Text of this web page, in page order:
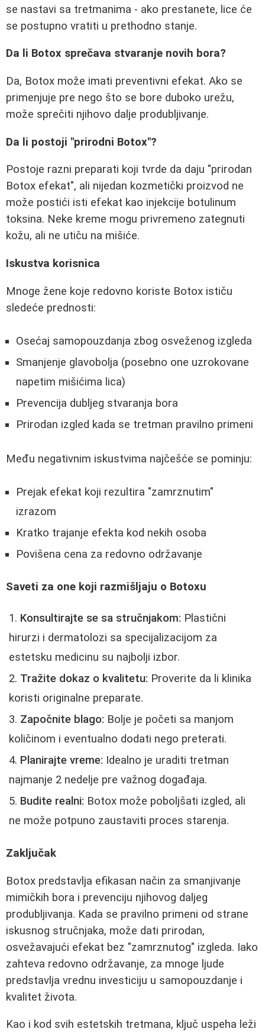
se nastavi sa tretmanima - ako prestanete, lice će
se postupno vratiti u prethodno stanje.
Da li Botox sprečava stvaranje novih bora?
Da, Botox može imati preventivni efekat. Ako se
primenjuje pre nego što se bore duboko urežu,
može sprečiti njihovo dalje produbljivanje.
Da li postoji "prirodni Botox"?
Postoje razni preparati koji tvrde da daju "prirodan
Botox efekat", ali nijedan kozmetički proizvod ne
može postići isti efekat kao injekcije botulinum
toksina. Neke kreme mogu privremeno zategnuti
kožu, ali ne utiču na mišiće.
Iskustva korisnica
Mnoge žene koje redovno koriste Botox ističu
sledeće prednosti:
Osećaj samopouzdanja zbog osveženog izgleda
Smanjenje glavobolja (posebno one uzrokovane
napetim mišićima lica)
Prevencija dubljeg stvaranja bora
Prirodan izgled kada se tretman pravilno primeni
Među negativnim iskustvima najčešće se pominju:
Prejak efekat koji rezultira "zamrznutim"
izrazom
Kratko trajanje efekta kod nekih osoba
Povišena cena za redovno održavanje
Saveti za one koji razmišljaju o Botoxu
Konsultirajte se sa stručnjakom: Plastični
hirurzi i dermatolozi sa specijalizacijom za
estetsku medicinu su najbolji izbor.
Tražite dokaz o kvalitetu: Proverite da li klinika
koristi originalne preparate.
Započnite blago: Bolje je početi sa manjom
količinom i eventualno dodati nego preterati.
Planirajte vreme: Idealno je uraditi tretman
najmanje 2 nedelje pre važnog događaja.
Budite realni: Botox može poboljšati izgled, ali
ne može potpuno zaustaviti proces starenja.
Zaključak
Botox predstavlja efikasan način za smanjivanje
mimičkih bora i prevenciju njihovog daljeg
produbljivanja. Kada se pravilno primeni od strane
iskusnog stručnjaka, može dati prirodan,
osvežavajući efekat bez "zamrznutog" izgleda. Iako
zahteva redovno održavanje, za mnoge ljude
predstavlja vrednu investiciju u samopouzdanje i
kvalitet života.
Kao i kod svih estetskih tretmana, ključ uspeha leži